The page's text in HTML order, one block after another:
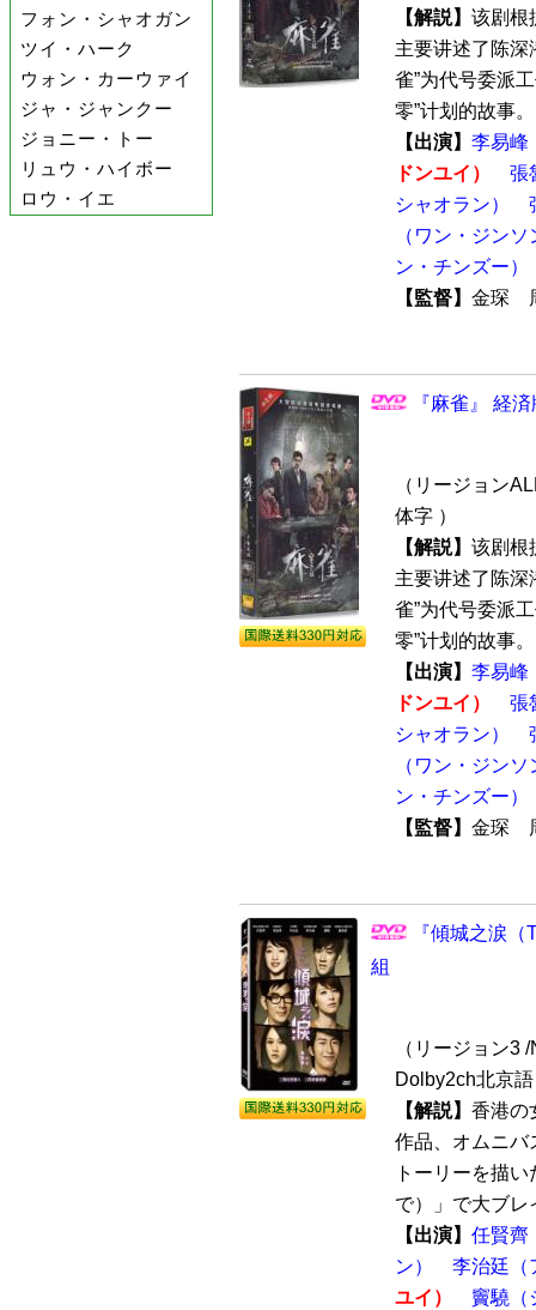
フォン・シャオガン
ツイ・ハーク
ウォン・カーウァイ
ジャ・ジャンクー
ジョニー・トー
リュウ・ハイボー
ロウ・イエ
【解説】 该剧根
主要讲述了陈深
雀”为代号委派
零”计划的故事
【出演】 李易峰
ドンユイ）
張
シャオラン）
（ワン・ジンソ
ン・チンズー）
【監督】 金琛
『麻雀』 経
（リージョン
体字 ）
【解説】 该剧根
主要讲述了陈深
雀”为代号委派
零”计划的故事
【出演】 李易峰
ドンユイ）
張
シャオラン）
（ワン・ジンソ
ン・チンズー）
【監督】 金琛
『傾城之涙
組
（リージョン3
Dolby2ch北京
【解説】 香港の
作品、オムニバ
トーリーを描
で）」で大ブレ
【出演】 任賢齊
ン）
李治廷（
ユイ）
竇驍（